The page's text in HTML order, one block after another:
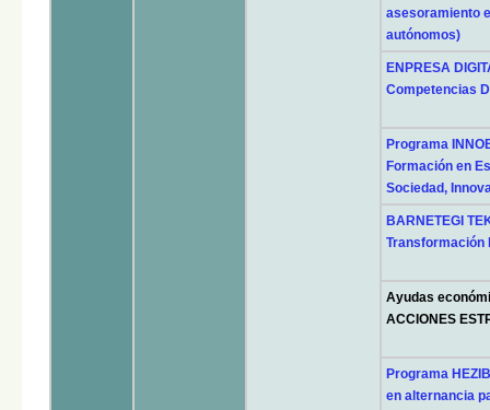
asesoramiento
autónomos)
ENPRESA
Competencias
Programa
Formación en
Sociedad,
BARNETEGI
Transformación
Ayudas
ACCIONES
Programa
en alternancia